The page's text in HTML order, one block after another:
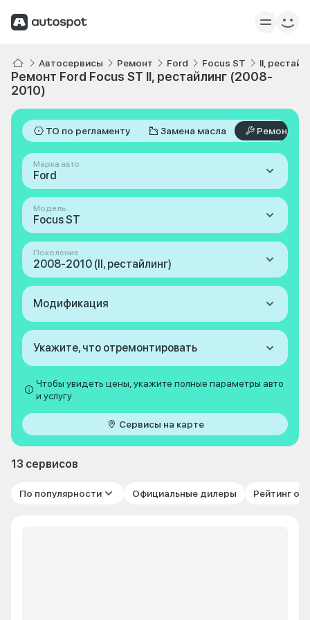
Автосервисы Ремонт Ford Focus ST II,
Ремонт Ford Focus ST II, рестайлинг (2008-
2010)
ТО по регламенту Замена масла Ремонт
Марка авто
Ford
Модель
Focus ST
Поколение
2008-2010 (II, рестайлинг)
Модификация
Укажите, что отремонтировать
Чтобы увидеть цены, укажите полные параметры авто
и услугу
Сервисы на карте
13 сервисов
По популярности Официальные дилеры Рейтинг